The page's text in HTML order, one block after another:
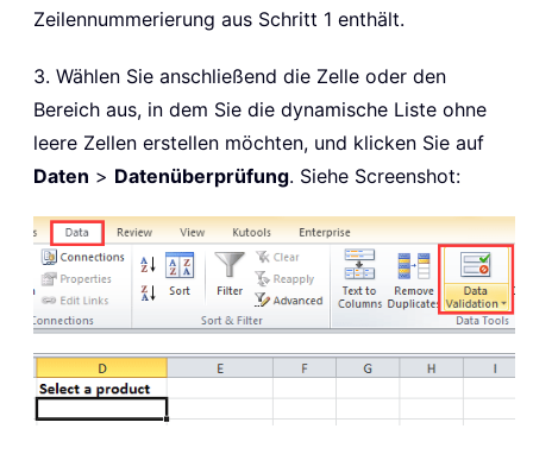
Zeilennummerierung aus Schritt 1 enthält.
3. Wählen Sie anschließend die Zelle oder den
Bereich aus, in dem Sie die dynamische Liste ohne
leere Zellen erstellen möchten, und klicken Sie auf
Daten > Datenüberprüfung. Siehe Screenshot: